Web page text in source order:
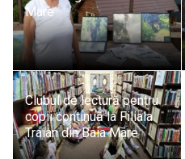
Mare
Clubul de lectură pentru
copii continuă la Filiala
Traian din Baia Mare